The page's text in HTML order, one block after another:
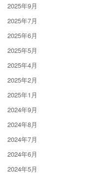
2025年9月
2025年7月
2025年6月
2025年5月
2025年4月
2025年2月
2025年1月
2024年9月
2024年8月
2024年7月
2024年6月
2024年5月